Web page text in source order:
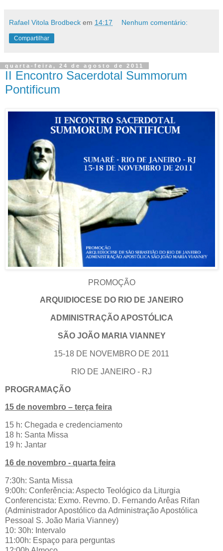
Rafael Vitola Brodbeck em 14:17 Nenhum comentário:
Compartilhar
quarta-feira, 24 de agosto de 2011
II Encontro Sacerdotal Summorum
Pontificum
PROMOÇÃO
ARQUIDIOCESE DO RIO DE JANEIRO
ADMINISTRAÇÃO APOSTÓLICA
SÃO JOÃO MARIA VIANNEY
15-18 DE NOVEMBRO DE 2011
RIO DE JANEIRO - RJ
PROGRAMAÇÃO
15 de novembro – terça feira
15 h: Chegada e credenciamento
18 h: Santa Missa
19 h: Jantar
16 de novembro - quarta feira
7:30h: Santa Missa
9:00h: Conferência: Aspecto Teológico da Liturgia
Conferencista: Exmo. Revmo. D. Fernando Arêas Rifan
(Administrador Apostólico da Administração Apostólica
Pessoal S. João Maria Vianney)
10: 30h: Intervalo
11:00h: Espaço para perguntas